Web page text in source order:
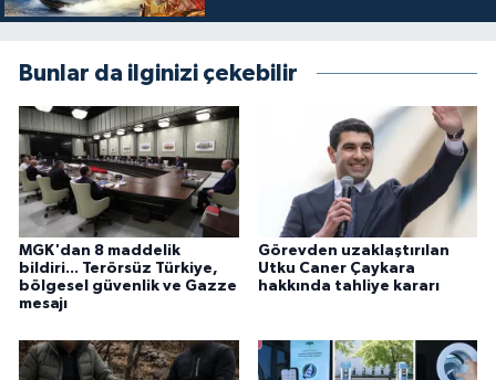
Bunlar da ilginizi çekebilir
MGK'dan 8 maddelik
bildiri... Terörsüz Türkiye,
bölgesel güvenlik ve Gazze
mesajı
Görevden uzaklaştırılan
Utku Caner Çaykara
hakkında tahliye kararı